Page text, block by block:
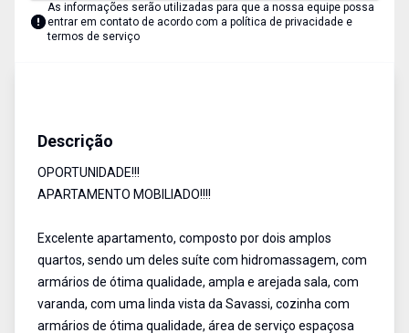
As informações serão utilizadas para que a nossa equipe possa
entrar em contato de acordo com a política de privacidade e
termos de serviço
Descrição
OPORTUNIDADE!!!
APARTAMENTO MOBILIADO!!!!
Excelente apartamento, composto por dois amplos
quartos, sendo um deles suíte com hidromassagem, com
armários de ótima qualidade, ampla e arejada sala, com
varanda, com uma linda vista da Savassi, cozinha com
armários de ótima qualidade, área de serviço espaçosa